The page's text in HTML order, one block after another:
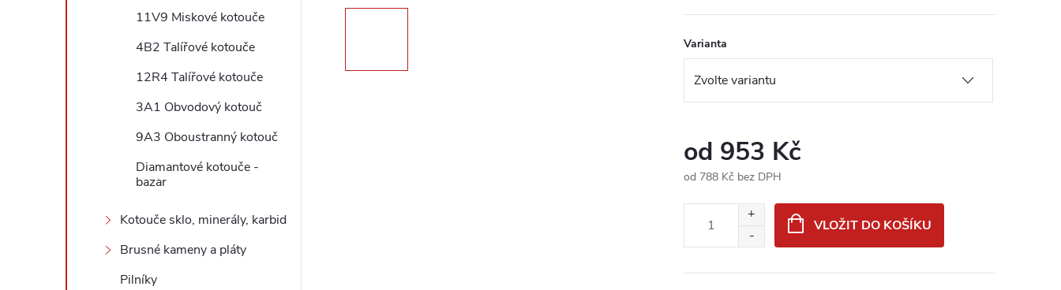
11V9 Miskové kotouče
4B2 Talířové kotouče
12R4 Talířové kotouče
3A1 Obvodový kotouč
9A3 Oboustranný kotouč
Diamantové kotouče -
bazar
Kotouče sklo, minerály, karbid
Brusné kameny a pláty
Pilníky
Varianta
od 953 Kč
od 788 Kč bez DPH
VLOŽIT DO KOŠÍKU